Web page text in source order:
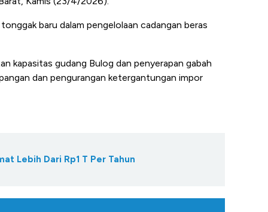
baru dalam pengelolaan cadangan beras
kapasitas gudang Bulog dan penyerapan gabah
dan pengurangan ketergantungan impor
Lebih Dari Rp1 T Per Tahun